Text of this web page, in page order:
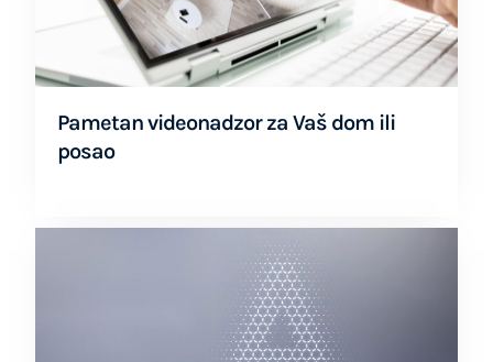
Pametan videonadzor za Vaš dom ili
posao